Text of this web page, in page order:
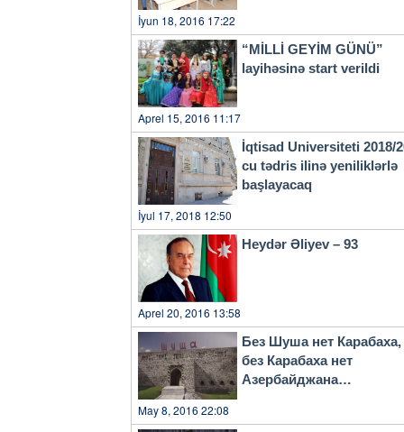
İyun 18, 2016 17:22
“MİLLİ GEYİM GÜNÜ”
layihəsinə start verildi
Aprel 15, 2016 11:17
İqtisad Universiteti 2018/
cu tədris ilinə yeniliklərlə
başlayacaq
İyul 17, 2018 12:50
Heydər Əliyev – 93
Aprel 20, 2016 13:58
Без Шуша нет Карабаха,
без Карабаха нет
Азербайджана…
May 8, 2016 22:08